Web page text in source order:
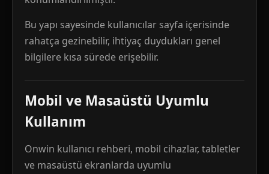
Bu yapı sayesinde kullanıcılar sayfa içerisinde
rahatça gezinebilir, ihtiyaç duydukları genel
bilgilere kısa sürede erişebilir.
Mobil ve Masaüstü Uyumlu
Kullanım
Onwin kullanıcı rehberi, mobil cihazlar, tabletler
ve masaüstü ekranlarda uyumlu